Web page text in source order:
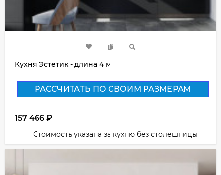
Кухня Эстетик - длина 4 м
РАССЧИТАТЬ ПО СВОИМ РАЗМЕРАМ
157 466 ₽
Стоимость указана за кухню без столешницы